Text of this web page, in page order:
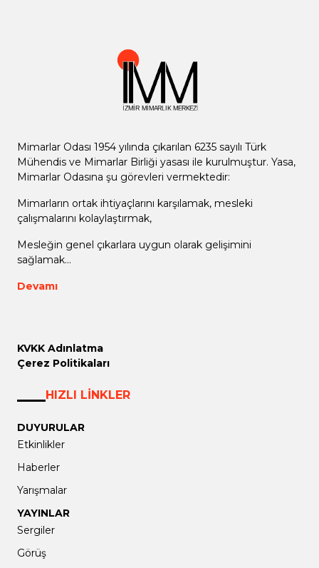
Mimarlar Odası 1954 yılında çıkarılan 6235 sayılı Türk
Mühendis ve Mimarlar Birliği yasası ile kurulmuştur. Yasa,
Mimarlar Odasına şu görevleri vermektedir:
Mimarların ortak ihtiyaçlarını karşılamak, mesleki
çalışmalarını kolaylaştırmak,
Mesleğin genel çıkarlara uygun olarak gelişimini
sağlamak...
Devamı
KVKK Adınlatma
Çerez Politikaları
HIZLI LİNKLER
DUYURULAR
Etkinlikler
Haberler
Yarışmalar
YAYINLAR
Sergiler
Görüş